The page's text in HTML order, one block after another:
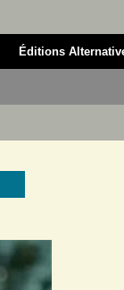
Éditions